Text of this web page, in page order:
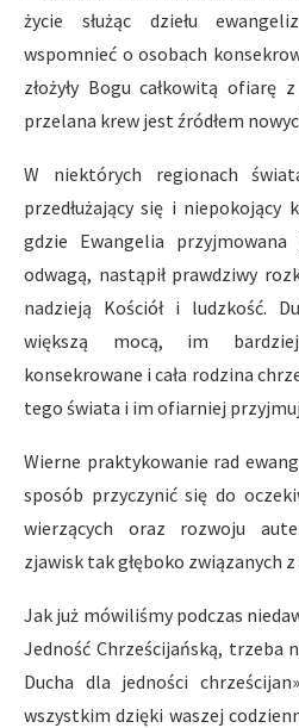
życie służąc dziełu
wspomnieć o osobach
złożyły Bogu całkowitą ofiarę
przelana krew jest źródłem
W niektórych regionach
przedłużający się i niepokojący
gdzie Ewangelia
odwagą, nastąpił prawdziwy
nadzieją Kościół i ludzkość.
większą mocą, im
konsekrowane i cała rodzina
tego świata i im ofiarniej
Wierne praktykowanie rad
sposób przyczynić się do
wierzących oraz rozwoju
zjawisk tak głęboko związanych
Jak już mówiliśmy podczas
Jedność Chrześcijańską, trzeba
Ducha dla jedności
wszystkim dzięki waszej